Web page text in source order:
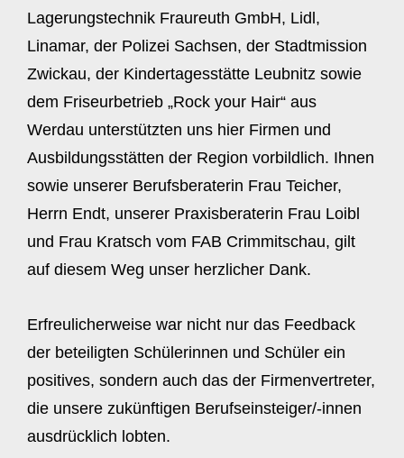
Lagerungstechnik Fraureuth GmbH, Lidl,
Linamar, der Polizei Sachsen, der Stadtmission
Zwickau, der Kindertagesstätte Leubnitz sowie
dem Friseurbetrieb „Rock your Hair“ aus
Werdau unterstützten uns hier Firmen und
Ausbildungsstätten der Region vorbildlich. Ihnen
sowie unserer Berufsberaterin Frau Teicher,
Herrn Endt, unserer Praxisberaterin Frau Loibl
und Frau Kratsch vom FAB Crimmitschau, gilt
auf diesem Weg unser herzlicher Dank.
Erfreulicherweise war nicht nur das Feedback
der beteiligten Schülerinnen und Schüler ein
positives, sondern auch das der Firmenvertreter,
die unsere zukünftigen Berufseinsteiger/-innen
ausdrücklich lobten.